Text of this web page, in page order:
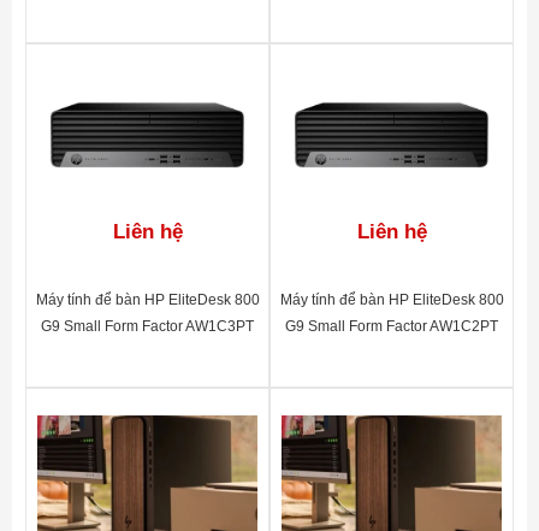
Liên hệ
Máy tính để bàn HP EliteDesk 800
G9 Small Form Factor AW1C3PT
Liên hệ
Máy tính để bàn HP EliteDesk 800
G9 Small Form Factor AW1C2PT